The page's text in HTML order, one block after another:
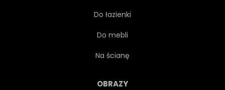
Do łazienki
Do mebli
Na ścianę
OBRAZY